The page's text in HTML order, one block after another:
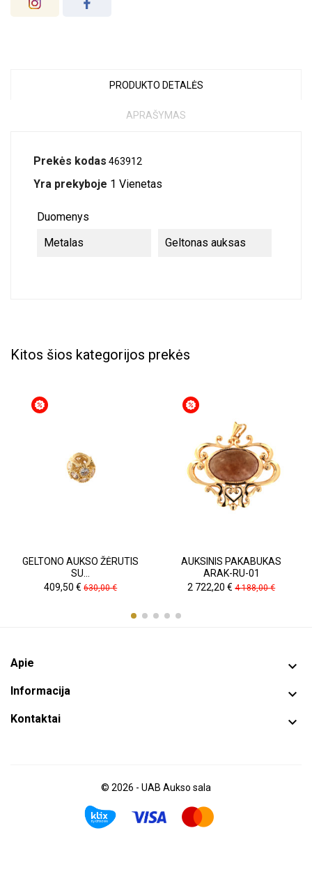
PRODUKTO DETALĖS
APRAŠYMAS
Prekės kodas 463912
Yra prekyboje 1 Vienetas
Duomenys
Metalas
Geltonas auksas
Kitos šios kategorijos prekės
GELTONO AUKSO ŽĖRUTIS
SU...
Kaina
409,50 € Pradinė
630,00 €
AUKSINIS PAKABUKAS
ARAK-RU-01
Kaina
2 722,20 € Pradinė
4 188,00 €
Apie 
Informacija 
Kontaktai 
© 2026 - UAB Aukso sala